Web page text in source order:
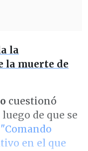
la
la muerte de
cuestionó
de que se
en el que